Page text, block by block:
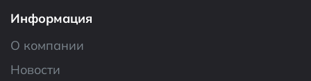
Информация
О компании
Новости